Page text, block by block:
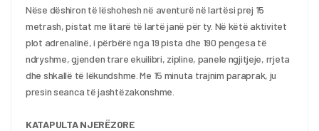
Nëse dëshiron të lëshohesh në aventurë në lartësi prej 15
metrash, pistat me litarë të lartë janë për ty. Në këtë aktivitet
plot adrenalinë, i përbërë nga 19 pista dhe 190 pengesa të
ndryshme, gjenden trare ekuilibri, zipline, panele ngjitjeje, rrjeta
dhe shkallë të lëkundshme. Me 15 minuta trajnim paraprak, ju
presin seanca të jashtëzakonshme.
KATAPULTA NJERËZORE